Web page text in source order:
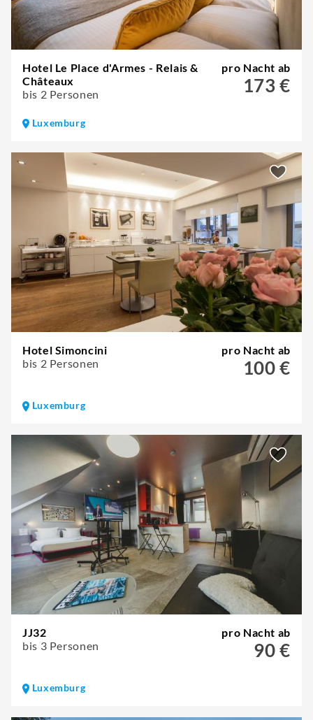
Hotel Le Place d'Armes - Relais &
Châteaux
bis 2 Personen
pro Nacht ab
173 €
Luxemburg
Hotel Simoncini
bis 2 Personen
pro Nacht ab
100 €
Luxemburg
JJ32
bis 3 Personen
pro Nacht ab
90 €
Luxemburg